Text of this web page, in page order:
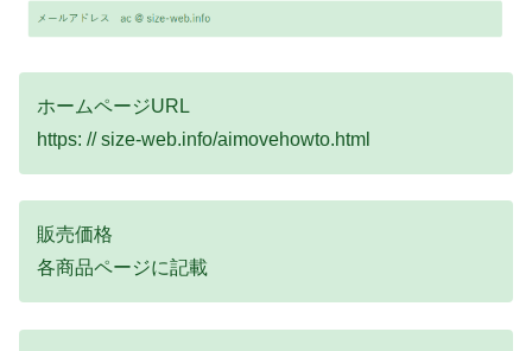
ホームページURL
https: // size-web.info/aimovehowto.html
販売価格
各商品ページに記載